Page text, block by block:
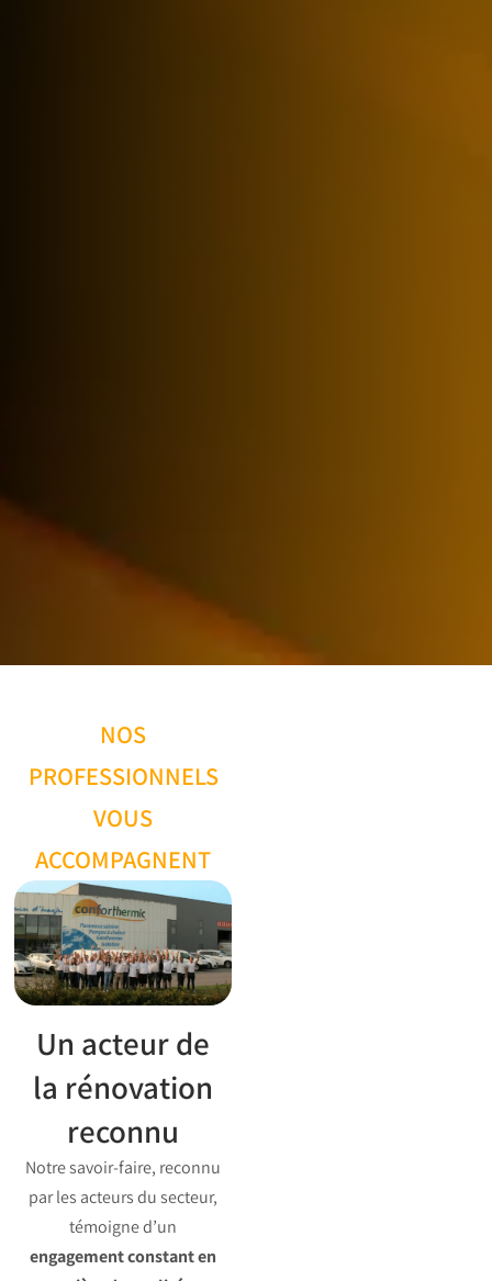
NOS
PROFESSIONNELS
VOUS
ACCOMPAGNENT
Un acteur de
la rénovation
reconnu
Notre savoir-faire, reconnu
par les acteurs du secteur,
témoigne d’un
engagement constant en